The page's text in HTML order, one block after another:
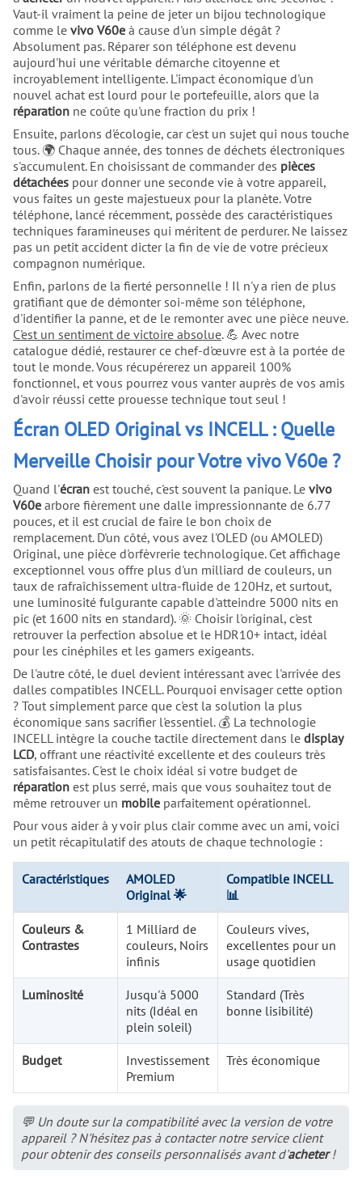
Vaut-il vraiment la peine de jeter un bijou technologique
comme le vivo V60e à cause d'un simple dégât ?
Absolument pas. Réparer son téléphone est devenu
aujourd'hui une véritable démarche citoyenne et
incroyablement intelligente. L'impact économique d'un
nouvel achat est lourd pour le portefeuille, alors que la
réparation ne coûte qu'une fraction du prix !
Ensuite, parlons d'écologie, car c'est un sujet qui nous touche
tous. 🌍 Chaque année, des tonnes de déchets électroniques
s'accumulent. En choisissant de commander des pièces
détachées pour donner une seconde vie à votre appareil,
vous faites un geste majestueux pour la planète. Votre
téléphone, lancé récemment, possède des caractéristiques
techniques faramineuses qui méritent de perdurer. Ne laissez
pas un petit accident dicter la fin de vie de votre précieux
compagnon numérique.
Enfin, parlons de la fierté personnelle ! Il n'y a rien de plus
gratifiant que de démonter soi-même son téléphone,
d'identifier la panne, et de le remonter avec une pièce neuve.
C'est un sentiment de victoire absolue. 💪 Avec notre
catalogue dédié, restaurer ce chef-d'œuvre est à la portée de
tout le monde. Vous récupérerez un appareil 100%
fonctionnel, et vous pourrez vous vanter auprès de vos amis
d'avoir réussi cette prouesse technique tout seul !
Écran OLED Original vs INCELL : Quelle
Merveille Choisir pour Votre vivo V60e ?
Quand l'écran est touché, c'est souvent la panique. Le vivo
V60e arbore fièrement une dalle impressionnante de 6.77
pouces, et il est crucial de faire le bon choix de
remplacement. D'un côté, vous avez l'OLED (ou AMOLED)
Original, une pièce d'orfèvrerie technologique. Cet affichage
exceptionnel vous offre plus d'un milliard de couleurs, un
taux de rafraîchissement ultra-fluide de 120Hz, et surtout,
une luminosité fulgurante capable d'atteindre 5000 nits en
pic (et 1600 nits en standard). 🌞 Choisir l'original, c'est
retrouver la perfection absolue et le HDR10+ intact, idéal
pour les cinéphiles et les gamers exigeants.
De l'autre côté, le duel devient intéressant avec l'arrivée des
dalles compatibles INCELL. Pourquoi envisager cette option
? Tout simplement parce que c'est la solution la plus
économique sans sacrifier l'essentiel. 💰 La technologie
INCELL intègre la couche tactile directement dans le display
LCD, offrant une réactivité excellente et des couleurs très
satisfaisantes. C'est le choix idéal si votre budget de
réparation est plus serré, mais que vous souhaitez tout de
même retrouver un mobile parfaitement opérationnel.
Pour vous aider à y voir plus clair comme avec un ami, voici
un petit récapitulatif des atouts de chaque technologie :
Caractéristiques
AMOLED
Original 🌟
Compatible INCELL
📊
Couleurs &
Contrastes
1 Milliard de
couleurs, Noirs
infinis
Couleurs vives,
excellentes pour un
usage quotidien
Luminosité
Jusqu'à 5000
nits (Idéal en
plein soleil)
Standard (Très
bonne lisibilité)
Budget
Investissement
Premium
Très économique
💬 Un doute sur la compatibilité avec la version de votre
appareil ? N'hésitez pas à contacter notre service client
pour obtenir des conseils personnalisés avant d'acheter!